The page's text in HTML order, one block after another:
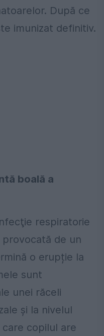
După ce
imunizat definitiv.
boală a
respiratorie
de un
o erupție la
sunt
unei răceli
și la nivelul
copilul are